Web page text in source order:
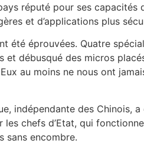
réputé pour ses
et d’applications plus
éprouvées. Quatre
débusqué des micros
au moins ne nous ont
indépendante des Chinois,
chefs d’Etat, qui
sans encombre.